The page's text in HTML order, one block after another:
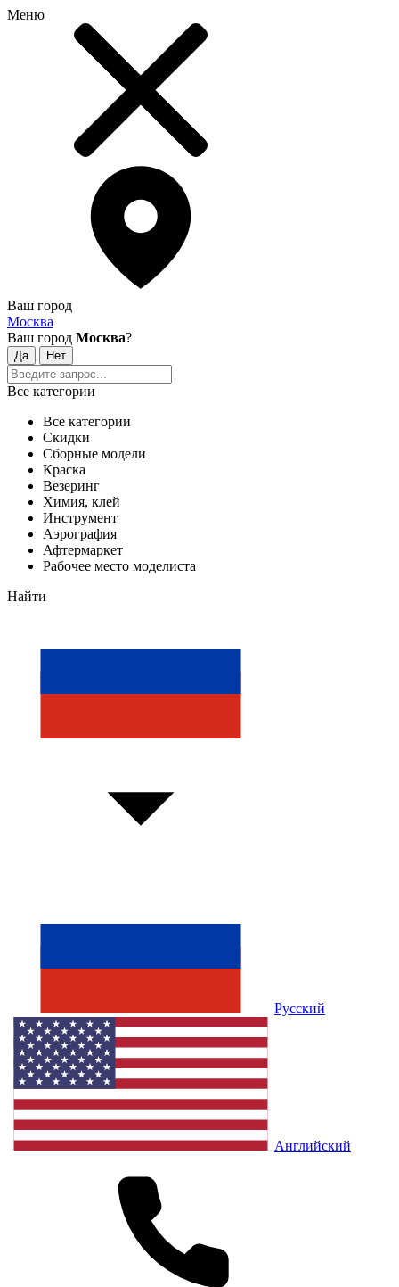
Меню
Ваш город
Москва
Ваш город Москва?
Все категории
Все категории
Скидки
Сборные модели
Краска
Везеринг
Химия, клей
Инструмент
Аэрография
Афтермаркет
Рабочее место моделиста
Найти
Русский
Английский